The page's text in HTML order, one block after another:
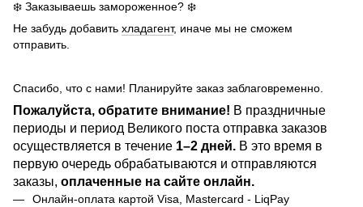
❄️ Заказываешь замороженное? ❄️
Не забудь добавить хладагент, иначе мы не сможем
отправить.
Спасибо, что с нами! Планируйте заказ заблаговременно.
Пожалуйста, обратите внимание! В праздничные
периоды и период Великого поста отправка заказов
осуществляется в течение 1–2 дней. В это время в
первую очередь обрабатываются и отправляются
заказы, оплаченные на сайте онлайн.
Онлайн-оплата картой Visa, Mastercard - LiqPay